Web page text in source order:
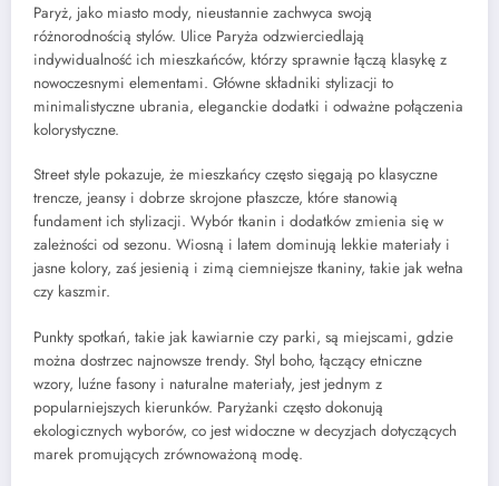
Paryż, jako miasto mody, nieustannie zachwyca swoją
różnorodnością stylów. Ulice Paryża odzwierciedlają
indywidualność ich mieszkańców, którzy sprawnie łączą klasykę z
nowoczesnymi elementami. Główne składniki stylizacji to
minimalistyczne ubrania, eleganckie dodatki i odważne połączenia
kolorystyczne.
Street style pokazuje, że mieszkańcy często sięgają po klasyczne
trencze, jeansy i dobrze skrojone płaszcze, które stanowią
fundament ich stylizacji. Wybór tkanin i dodatków zmienia się w
zależności od sezonu. Wiosną i latem dominują lekkie materiały i
jasne kolory, zaś jesienią i zimą ciemniejsze tkaniny, takie jak wełna
czy kaszmir.
Punkty spotkań, takie jak kawiarnie czy parki, są miejscami, gdzie
można dostrzec najnowsze trendy. Styl boho, łączący etniczne
wzory, luźne fasony i naturalne materiały, jest jednym z
popularniejszych kierunków. Paryżanki często dokonują
ekologicznych wyborów, co jest widoczne w decyzjach dotyczących
marek promujących zrównoważoną modę.